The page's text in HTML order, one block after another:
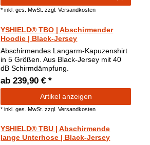
*inkl. ges. MwSt. zzgl.Versandkosten
YSHIELD® TBO | Abschirmender
Hoodie | Black-Jersey
Abschirmendes Langarm-Kapuzenshirt
in 5 Größen. Aus Black-Jersey mit 40
dB Schirmdämpfung.
ab 239,90 € *
Artikel anzeigen
*inkl. ges. MwSt. zzgl.Versandkosten
YSHIELD® TBU | Abschirmende
lange Unterhose | Black-Jersey